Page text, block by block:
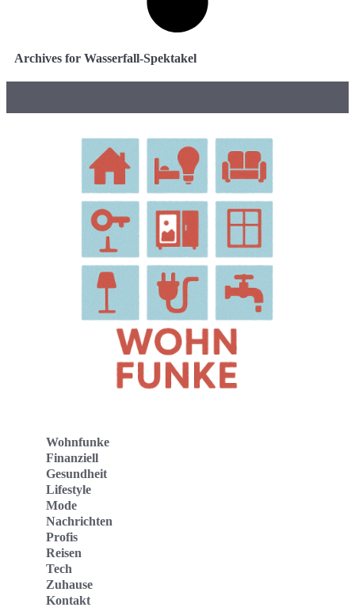
Archives for Wasserfall-Spektakel
Wohnfunke
Finanziell
Gesundheit
Lifestyle
Mode
Nachrichten
Profis
Reisen
Tech
Zuhause
Kontakt